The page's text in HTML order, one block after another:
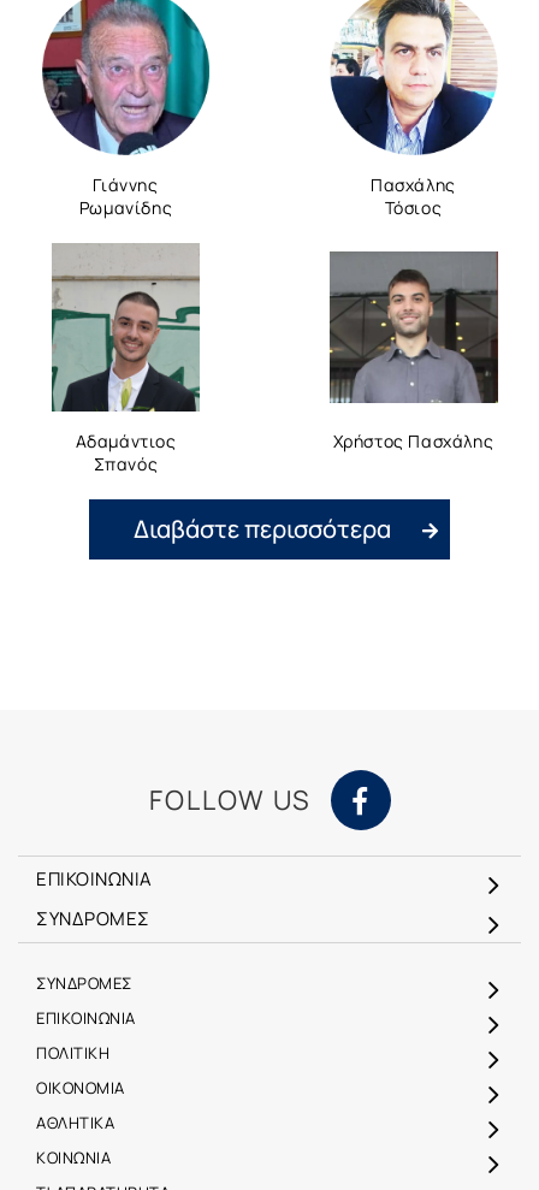
Γιάννης
Ρωμανίδης
Πασχάλης
Τόσιος
Αδαμάντιος
Σπανός
Χρήστος Πασχάλης
Διαβάστε περισσότερα
FOLLOW US
ΕΠΙΚΟΙΝΩΝΙΑ
ΣΥΝΔΡΟΜΕΣ
ΣΥΝΔΡΟΜΕΣ
ΕΠΙΚΟΙΝΩΝΙΑ
ΠΟΛΙΤΙΚΗ
ΟΙΚΟΝΟΜΙΑ
ΑΘΛΗΤΙΚΑ
ΚΟΙΝΩΝΙΑ